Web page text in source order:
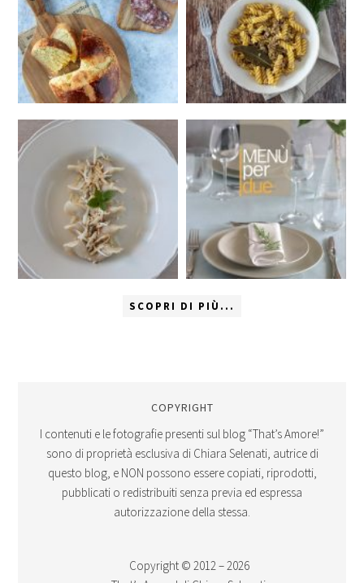
SCOPRI DI PIÙ...
COPYRIGHT
I contenuti e le fotografie presenti sul blog “That’s Amore!”
sono di proprietà esclusiva di Chiara Selenati, autrice di
questo blog, e NON possono essere copiati, riprodotti,
pubblicati o redistribuiti senza previa ed espressa
autorizzazione della stessa.
Copyright © 2012 – 2026